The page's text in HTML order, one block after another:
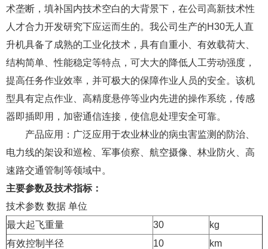
术垄断，填补国内技术空白的大背景下，在公司高新技术性
人才合力开发研究下应运而生的。我公司生产的H30无人直
升机具备了成熟的工业化技术，具有自重小、有效载荷大、
结构简单、性能稳定等特点，可大大的降低人工劳动强度，
提高任务作业效率，并可极大的保障作业人员的安全。该机
型具有定点作业、高精度悬停等业内先进的操作系统，传感
器即插即用，加密通信连接，使信息处理安全可靠。
产品应用：广泛应用于农业林业的病虫害监测的防治、
电力线的架设和巡检、军事侦察、航空摄像、林业防火、高
速路交通管制等领域中。
主要参数及技术指标：
技术参数 数据 单位
最大起飞重量
30
kg
有效控制半径
10
km